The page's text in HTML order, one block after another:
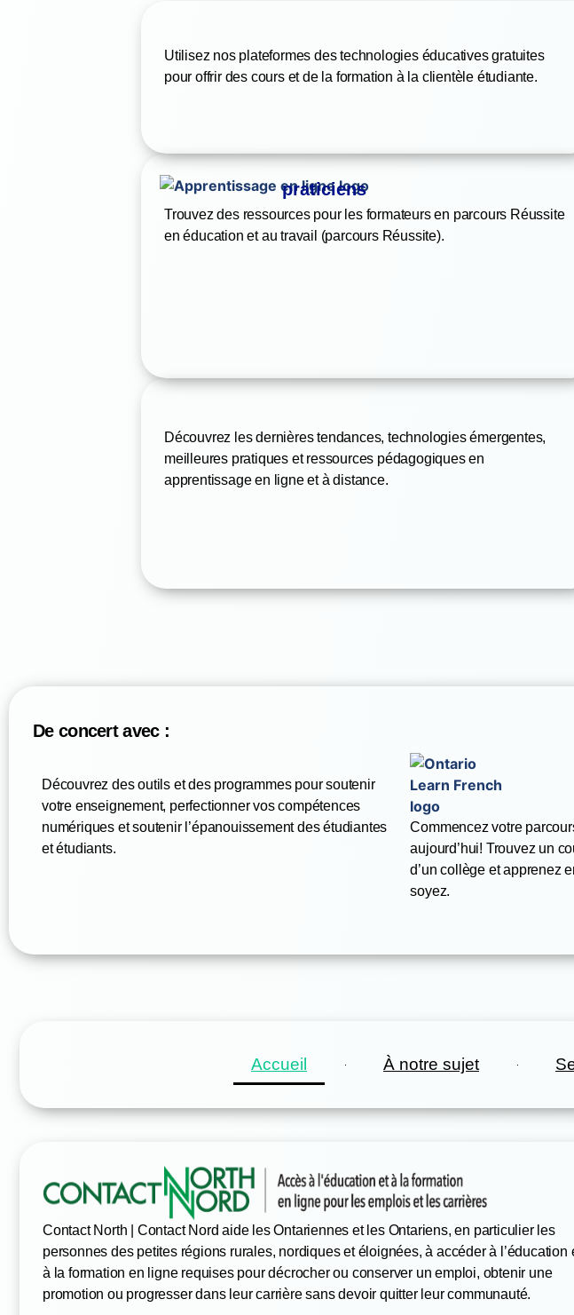
Utilisez nos plateformes des technologies éducatives gratuites
pour offrir des cours et de la formation à la clientèle étudiante.
praticiens
Trouvez des ressources pour les formateurs en parcours Réussite
en éducation et au travail (parcours Réussite).
Découvrez les dernières tendances, technologies émergentes,
meilleures pratiques et ressources pédagogiques en
apprentissage en ligne et à distance.
De concert avec :
Découvrez des outils et des programmes pour soutenir
votre enseignement, perfectionner vos compétences
numériques et soutenir l’épanouissement des étudiantes
et étudiants.
Commencez votre
aujourd’hui! Trouvez un
d’un collège et apprenez
soyez.
Accueil À notre sujet
Contact North | Contact Nord aide les Ontariennes et les Ontariens, en particulier les
personnes des petites régions rurales, nordiques et éloignées, à accéder à l’éducation
à la formation en ligne requises pour décrocher ou conserver un emploi, obtenir une
promotion ou progresser dans leur carrière sans devoir quitter leur communauté.